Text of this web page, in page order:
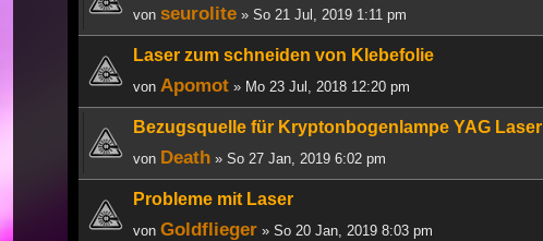
von seurolite » So 21 Jul, 2019 1:11 pm
Laser zum schneiden von Klebefolie
von Apomot » Mo 23 Jul, 2018 12:20 pm
Bezugsquelle für Kryptonbogenlampe YAG Laser
von Death » So 27 Jan, 2019 6:02 pm
Probleme mit Laser
von Goldflieger » So 20 Jan, 2019 8:03 pm